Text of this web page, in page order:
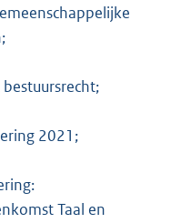
2021;
Taal en